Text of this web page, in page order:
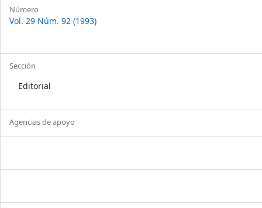
Número
Vol. 29 Núm. 92 (1993)
Sección
Editorial
Agencias de apoyo